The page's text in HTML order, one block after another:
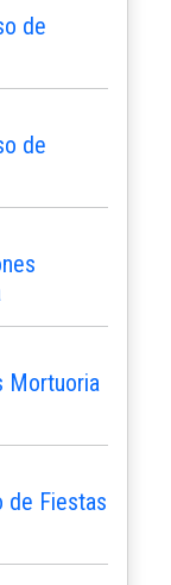
de
de
Mortuoria
de Fiestas